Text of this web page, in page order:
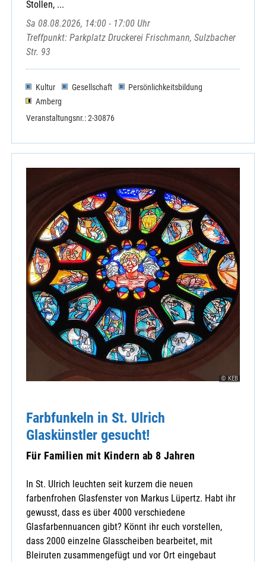
Stollen, ...
Sa 08.08.2026, 14:00 - 17:00 Uhr
Treffpunkt: Parkplatz Druckerei Frischmann, Sulzbacher
Str. 93
Kultur Gesellschaft
Persönlichkeitsbildung
Amberg
Veranstaltungsnr.: 2-30876
© KEB
Farbfunkeln in St. Ulrich
Glaskünstler gesucht!
Für Familien mit Kindern ab 8 Jahren
In St. Ulrich leuchten seit kurzem die neuen
farbenfrohen Glasfenster von Markus Lüpertz. Habt ihr
gewusst, dass es über 4000 verschiedene
Glasfarbennuancen gibt? Könnt ihr euch vorstellen,
dass 2000 einzelne Glasscheiben bearbeitet, mit
Bleiruten zusammengefügt und vor Ort eingebaut